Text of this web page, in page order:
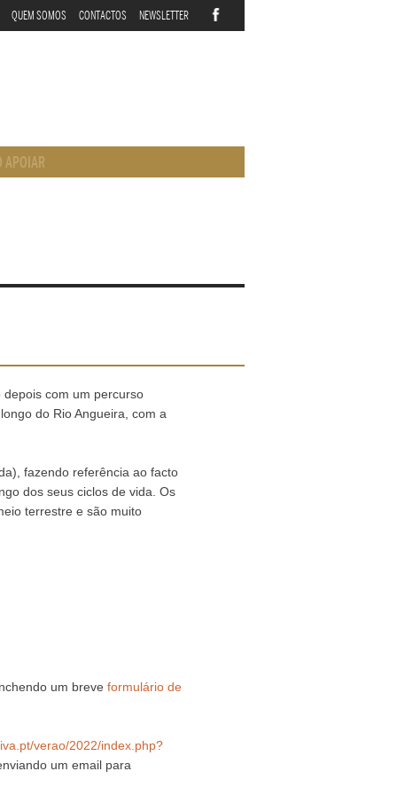
QUEM SOMOS CONTACTOS NEWSLETTER
APOIAR
com um percurso
do Rio Angueira, com a
fazendo referência ao facto
dos seus ciclos de vida. Os
terrestre e são muito
um breve formulário de
verao/2022/index.php?
um email para